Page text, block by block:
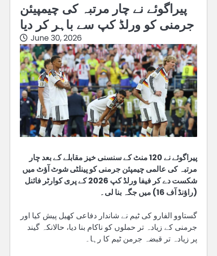
پیراگوئے نے چار مرتبہ کی چیمپیئن
جرمنی کو ورلڈ کپ سے باہر کر دیا
June 30, 2026
پیراگوئے نے 120 منٹ کے سنسنی خیز مقابلے کے بعد چار
مرتبہ کی عالمی چیمپئن جرمنی کو پینلٹی شوٹ آؤٹ میں
شکست دے کر فیفا ورلڈ کپ 2026 کے پری کوارٹر فائنل
(راؤنڈ آف 16) میں جگہ بنا لی۔
گستاوو الفارو کی ٹیم نے شاندار دفاعی کھیل پیش کیا اور
جرمنی کے زیادہ تر حملوں کو ناکام بنا دیا، حالانکہ گیند
پر زیادہ تر قبضہ جرمن ٹیم کا رہا۔